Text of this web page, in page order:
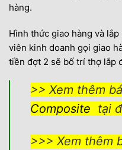
hàng.
Hình thức giao hàng và
viên kinh doanh gọi giao
tiền đợt 2 sẽ bố trí thợ lắp
>> Xem thêm
Composite tại
>>> Xem thêm